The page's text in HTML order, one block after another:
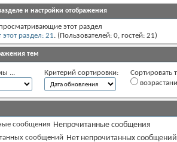
и настройки отображения
этот раздел
раздел: 21
. (Пользователей: 0, гостей: 21)
тем
... Критерий сортировки:
Сортировать
Непрочитанные сообщения
Нет непрочитанных сообщений